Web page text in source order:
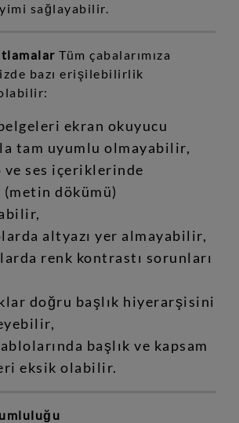
sağlayabilir.
Tüm çabalarımıza
bazı erişilebilirlik
ekran okuyucu
tam uyumlu olmayabilir,
ve ses içeriklerinde
dökümü)
altyazı yer almayabilir,
renk kontrastı sorunları
doğru başlık hiyerarşisini
başlık ve kapsam
eksik olabilir.